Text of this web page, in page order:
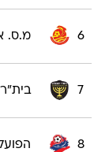
6 מ.ס.
7 בית"ר
8